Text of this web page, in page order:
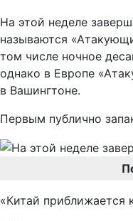
На этой неделе
называются
том числе ночное
однако в Европе
в Вашингтоне.
Первым публично
«Китай приближается